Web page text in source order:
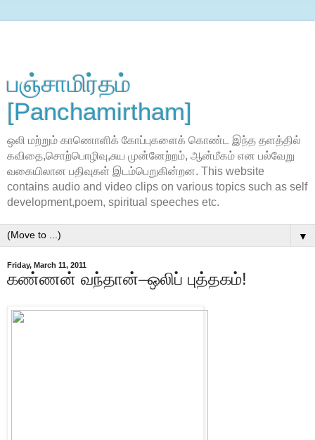
பஞ்சாமிர்தம்
[Panchamirtham]
ஒலி மற்றும் காணொளிக் கோப்புகளைக் கொண்ட இந்த தளத்தில்
கவிதை,சொற்பொழிவு,சுய முன்னேற்றம், ஆன்மீகம் என பல்வேறு
வகையிலான பதிவுகள் இடம்பெறுகின்றன. This website
contains audio and video clips on various topics such as self
development,poem, spiritual speeches etc.
▼
Friday, March 11, 2011
கண்ணன் வந்தான்–ஒலிப் புத்தகம்!